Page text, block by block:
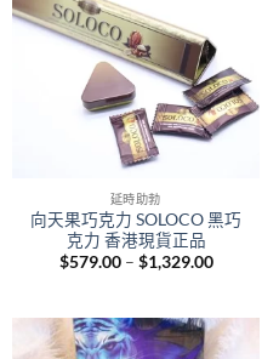
延時助勃
向天果巧克力 SOLOCO 黑巧
克力 香港現貨正品
$579.00 – $1,329.00Price
$1,329.00